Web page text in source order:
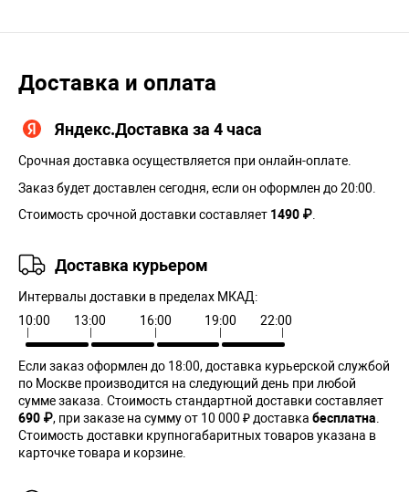
Доставка и оплата
Яндекс.Доставка за 4 часа
Срочная доставка осуществляется при онлайн-оплате.
Заказ будет доставлен сегодня, если он оформлен до 20:00.
Стоимость срочной доставки составляет 1490 ₽
Доставка курьером
Интервалы доставки в пределах МКАД:
10:00
13:00 16:00 19:00 22:00
Если заказ оформлен до 18:00, доставка курьерской службой
по Москве производится на следующий день при любой
сумме заказа. Cтоимость стандартной доставки составляет
690 ₽, при заказе на сумму от 10 000 ₽ доставка бесплатна
Стоимость доставки крупногабаритных товаров указана в
карточке товара и корзине.